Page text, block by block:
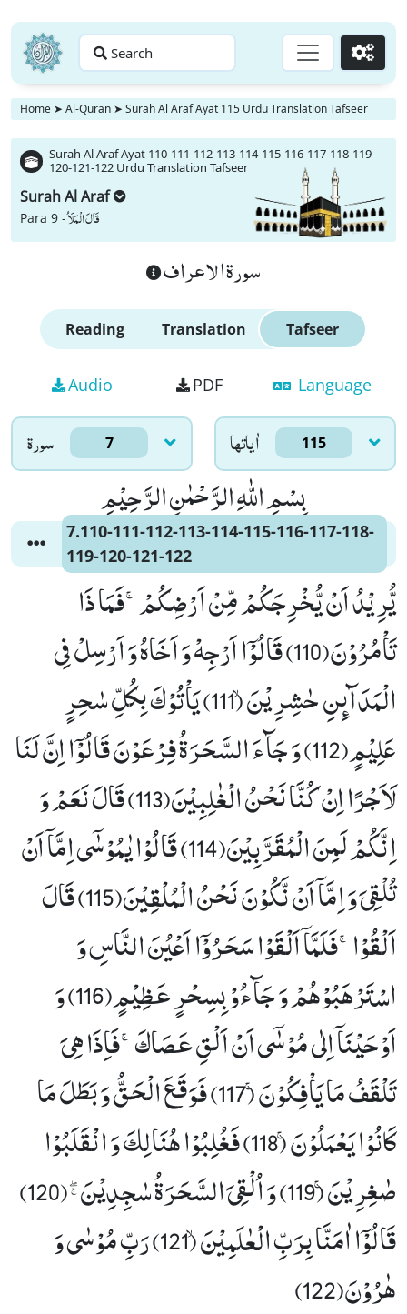
Search Go
Home ➤ Al-Quran ➤ Surah Al Araf Ayat 115 Urdu Translation Tafseer
Surah Al Araf Ayat 110-111-112-113-114-115-116-117-118-119-
120-121-122 Urdu Translation Tafseer
Surah Al Araf
Para 9 -قَالَ الْمَلَاُ
سورة الاعراف
Reading Translation Tafseer
Audio PDF Language
سورۃ 7 اٰياتها 115
بِسْمِ اللّٰهِ الرَّحْمٰنِ الرَّحِیْمِ
7.110-111-112-113-114-115-116-117-118-
119-120-121-122
یُّرِیْدُ اَنْ یُّخْرِجَكُمْ مِّنْ اَرْضِكُمْۚ-فَمَا ذَا
تَاْمُرُوْنَ(110) قَالُوْۤا اَرْجِهْ وَ اَخَاهُ وَ اَرْسِلْ فِی
الْمَدَآىٕنِ حٰشِرِیْنَۙ (111) یَاْتُوْكَ بِكُلِّ سٰحِرٍ
عَلِیْمٍ(112) وَ جَآءَ السَّحَرَةُ فِرْعَوْنَ قَالُوْۤا اِنَّ لَنَا
لَاَجْرًا اِنْ كُنَّا نَحْنُ الْغٰلِبِیْنَ(113) قَالَ نَعَمْ وَ
اِنَّكُمْ لَمِنَ الْمُقَرَّبِیْنَ(114) قَالُوْا یٰمُوْسٰۤى اِمَّاۤ اَنْ
تُلْقِیَ وَ اِمَّاۤ اَنْ نَّكُوْنَ نَحْنُ الْمُلْقِیْنَ(115) قَالَ
اَلْقُوْاۚ-فَلَمَّاۤ اَلْقَوْا سَحَرُوْۤا اَعْیُنَ النَّاسِ وَ
اسْتَرْهَبُوْهُمْ وَ جَآءُوْ بِسِحْرٍ عَظِیْمٍ(116) وَ
اَوْحَیْنَاۤ اِلٰى مُوْسٰۤى اَنْ اَلْقِ عَصَاكَۚ-فَاِذَا هِیَ
تَلْقَفُ مَا یَاْفِكُوْنَۚ (117) فَوَقَعَ الْحَقُّ وَ بَطَلَ مَا
كَانُوْا یَعْمَلُوْنَۚ (118) فَغُلِبُوْا هُنَالِكَ وَ انْقَلَبُوْا
صٰغِرِیْنَۚ (119) وَ اُلْقِیَ السَّحَرَةُ سٰجِدِیْنَﭕ(120)
قَالُوْۤا اٰمَنَّا بِرَبِّ الْعٰلَمِیْنَۙ (121) رَبِّ مُوْسٰى وَ
هٰرُوْنَ(122)